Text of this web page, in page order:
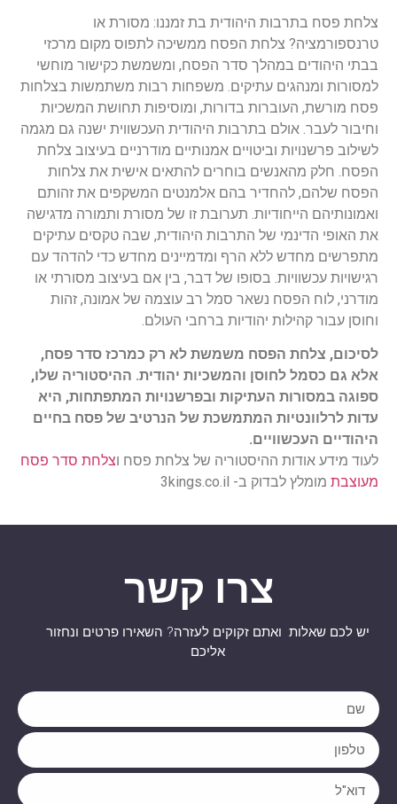
צלחת פסח בתרבות היהודית בת זמננו: מסורת או
טרנספורמציה? צלחת הפסח ממשיכה לתפוס מקום מרכזי
בבתי היהודים במהלך סדר הפסח, ומשמשת כקישור מוחשי
למסורות ומנהגים עתיקים. משפחות רבות משתמשות בצלחות
פסח מורשת, העוברות בדורות, ומוסיפות תחושת המשכיות
וחיבור לעבר. אולם בתרבות היהודית העכשווית ישנה גם מגמה
לשילוב פרשנויות וביטויים אמנותיים מודרניים בעיצוב צלחת
הפסח. חלק מהאנשים בוחרים להתאים אישית את צלחות
הפסח שלהם, להחדיר בהם אלמנטים המשקפים את זהותם
ואמונותיהם הייחודיות. תערובת זו של מסורת ותמורה מדגישה
את האופי הדינמי של התרבות היהודית, שבה טקסים עתיקים
מתפרשים מחדש ללא הרף ומדמיינים מחדש כדי להדהד עם
רגישויות עכשוויות. בסופו של דבר, בין אם בעיצוב מסורתי או
מודרני, לוח הפסח נשאר סמל רב עוצמה של אמונה, זהות
וחוסן עבור קהילות יהודיות ברחבי העולם.
לסיכום, צלחת הפסח משמשת לא רק כמרכז סדר פסח,
אלא גם כסמל לחוסן והמשכיות יהודית. ההיסטוריה שלו,
ספוגה במסורות העתיקות ובפרשנויות המתפתחות, היא
עדות לרלוונטיות המתמשכת של הנרטיב של פסח בחיים
היהודיים העכשוויים.
לעוד מידע אודות ההיסטוריה של צלחת פסח וצלחת סדר פסח
מעוצבת מומלץ לבדוק ב- 3kings.co.il
צרו קשר
יש לכם שאלות ואתם זקוקים לעזרה? השאירו פרטים ונחזור
אליכם